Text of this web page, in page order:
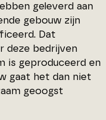
geleverd aan
gebouw zijn
Dat
deze bedrijven
is geproduceerd en
gaat het dan niet
geoogst